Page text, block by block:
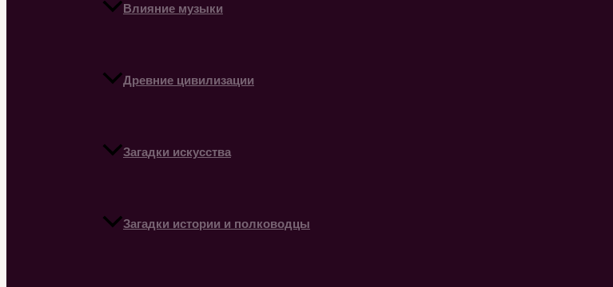
Влияние музыки
Древние цивилизации
Загадки искусства
Загадки истории и полководцы